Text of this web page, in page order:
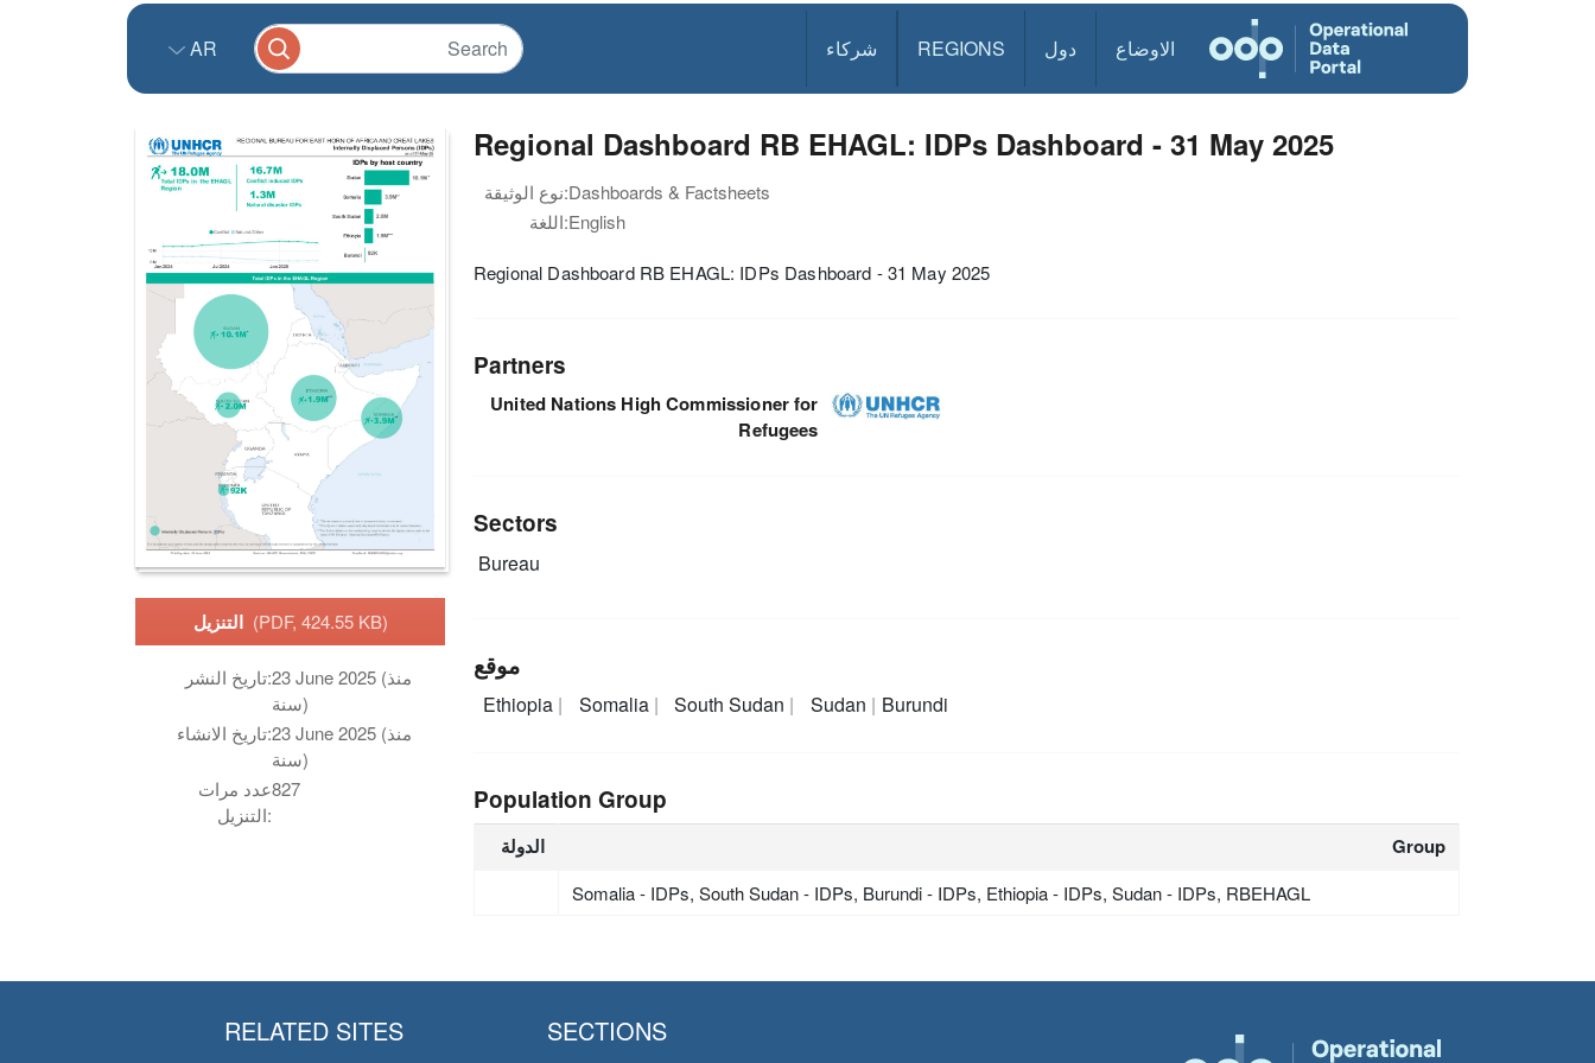
الاوضاع دول REGIONS شركاء AR
التنزيل (PDF, 424.55 KB)
تاريخ النشر:23 June 2025 (منذ
سنة)
تاريخ الانشاء:23 June 2025 (منذ
سنة)
عدد مرات
التنزيل:
827
Regional Dashboard RB EHAGL: IDPs Dashboard - 31 May 2025
نوع الوثيقة:Dashboards & Factsheets
اللغة:English
Regional Dashboard RB EHAGL: IDPs Dashboard - 31 May 2025
Partners
United Nations High Commissioner for
Refugees
Sectors
Bureau
موقع
Ethiopia Somalia South Sudan Sudan Burundi
Population Group
الدولة Group
Somalia - IDPs, South Sudan - IDPs, Burundi - IDPs, Ethiopia - IDPs, Sudan - IDPs, RBEHAGL
SECTIONS
RELATED SITES